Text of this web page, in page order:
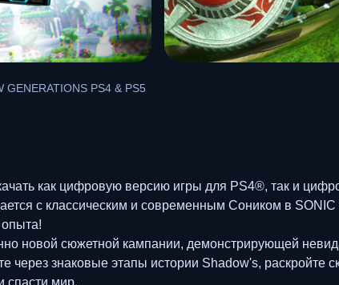
GENERATIONS PS4 & PS5
как цифровую версию игры для PS4®, так и
с классическим и современным Соником в
новой сюжетной кампании, демонстрирующей
знаковые этапы истории Shadow's, раскройте